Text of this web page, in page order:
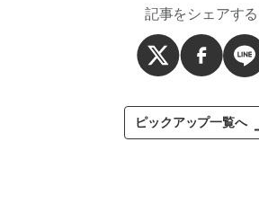
記事をシェアする
ピックアップ一覧へ